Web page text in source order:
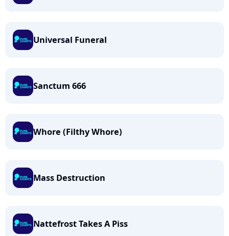
Universal Funeral
Sanctum 666
Whore (Filthy Whore)
Mass Destruction
Nattefrost Takes A Piss